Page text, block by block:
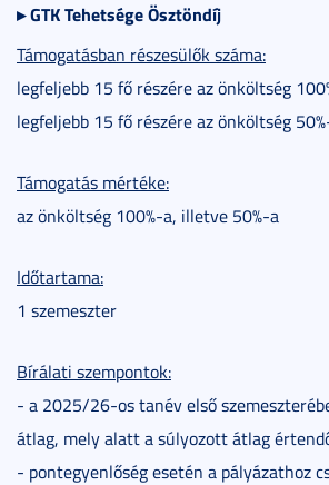
▸ GTK Tehetsége Ösztöndíj
Támogatásban részesülők száma:
legfeljebb 15 fő részére az önköltség
legfeljebb 15 fő részére az önköltség
Támogatás mértéke:
az önköltség 100%-a, illetve 50%-a
Időtartama:
1 szemeszter
Bírálati szempontok:
- a 2025/26-os tanév első
átlag, mely alatt a súlyozott átlag
- pontegyenlőség esetén a pályázathoz